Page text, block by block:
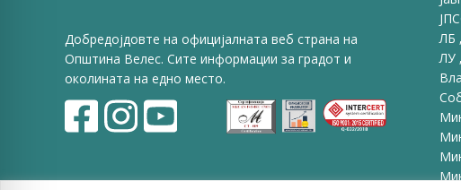
Добредојдовте на официјалната веб страна на
Општина Велес. Сите информации за градот и
околината на едно место.
ЛБ
ЛУ